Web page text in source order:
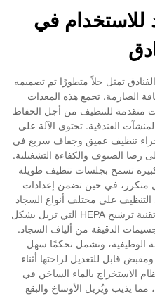
للاستخدام في
تمثل حلاً متطورًا تم تصميمه
الصارمة. تجمع هذه المعدات
متقدمة للتنظيف من أجل الحفاظ
الفندقية. تحتوي الآلة على
تنظيف عميق وجفاف سريع في
الضيوف والكفاءة التشغيلية.
تسمح بجلسات تنظيف طويلة
متكرر، في حين تضمن إعدادات
التنظيف على مختلف أنواع السجاد
ومستويات الأوساخ. تحتوي الآلة على تقنية ترشيح HEPA التي تزيل بشكل
الدقيقة من ألياف السجاد.
الوظيفية، وتشمل تحكمًا سهل
قابل للتعديل لراحتها أثناء
الاستخراج بالماء الساخن في
يذيب ويُزيل الأوساخ والبقع